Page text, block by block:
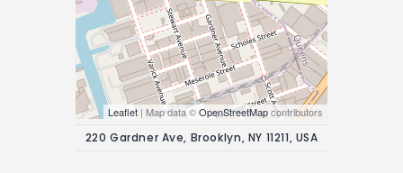
Leaflet | Map data ©OpenStreetMapcontributors
220 Gardner Ave, Brooklyn, NY 11211, USA